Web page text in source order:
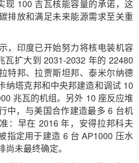
现 100 吉瓦核能容量的承诺，这
排放和满足未来能源需求至关重
，印度已开始努力将核电装机容
瓦扩大到 2031-2032 年的 22480
特邦、拉贾斯坦邦、泰米尔纳德
纳塔克邦和中央邦建造和调试 10
兆瓦的机组。另外 10 座反应堆
中，与美国合作建造最多 6 台机
：早在 2016 年，安得拉邦科夫
指定用于建造 6 台 AP1000 压水
尚未最终确定。